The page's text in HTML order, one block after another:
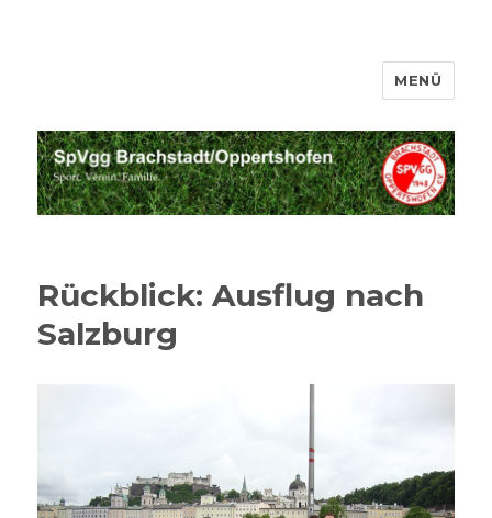
SpVgg Brachstadt Oppertshofen
MENÜ
Rückblick: Ausflug nach
Salzburg